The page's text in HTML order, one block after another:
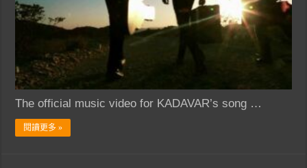
The official music video for KADAVAR’s song …
閱讀更多 »